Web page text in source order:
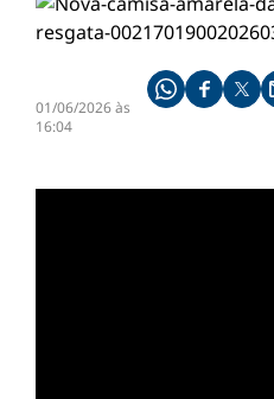
01/06/2026 às
16:04
Compartilhe